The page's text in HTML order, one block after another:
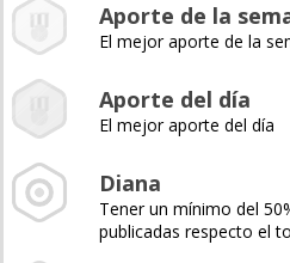
Aporte de la
El mejor aporte de la
Aporte del día
El mejor aporte del día
Diana
Tener un mínimo del
publicadas respecto el